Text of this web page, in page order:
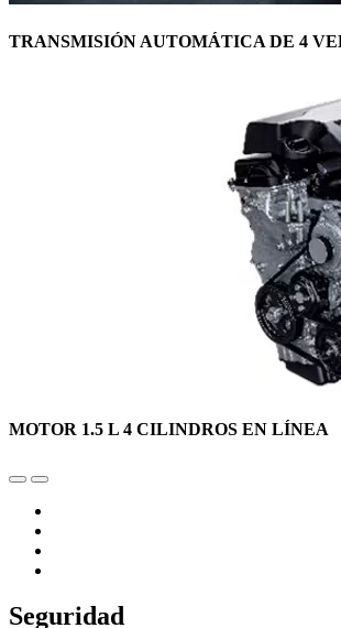
TRANSMISIÓN AUTOMÁTICA DE 4
MOTOR 1.5 L 4 CILINDROS EN LÍNEA
Seguridad